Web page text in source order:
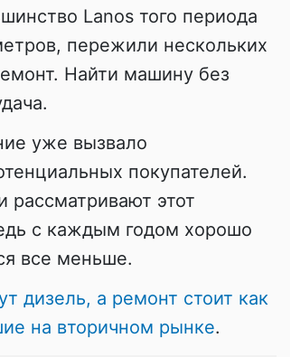
Lanos того периода
пережили нескольких
Найти машину без
уже вызвало
покупателей.
этот
с каждым годом хорошо
все меньше.
дизель, а ремонт стоит как
на вторичном рынке.